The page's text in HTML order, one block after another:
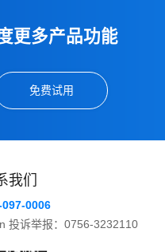
更多产品功能
免费试用
我们
097-0006
投诉举报：0756-3232110